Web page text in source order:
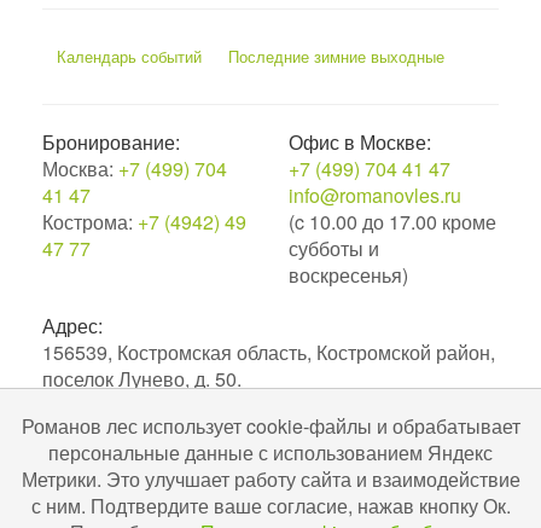
Календарь событий Последние зимние выходные
Бронирование:
Москва: +7 (499) 704
41 47
Кострома: +7 (4942) 49
47 77
Офис в Москве:
+7 (499) 704 41 47
info@romanovles.ru
(c 10.00 до 17.00 кроме
субботы и
воскресенья)
Адрес:
156539, Костромская область, Костромской район,
поселок Лунево, д. 50.
2010–2026. Экоотель Романов лес.
№С442024004256 в ЕРОК в сфере туристской
индустрии. Разработка и поддержка Uru-ru.ru
Романов лес использует cookie-файлы и обрабатывает
персональные данные с использованием Яндекс
Метрики. Это улучшает работу сайта и взаимодействие
с ним. Подтвердите ваше согласие, нажав кнопку Ок.